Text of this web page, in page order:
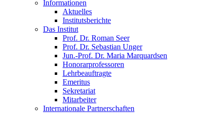
Informationen
Aktuelles
Institutsberichte
Das Institut
Prof. Dr. Roman Seer
Prof. Dr. Sebastian Unger
Jun.-Prof. Dr. Maria Marquardsen
Honorarprofessoren
Lehrbeauftragte
Emeritus
Sekretariat
Mitarbeiter
Internationale Partnerschaften